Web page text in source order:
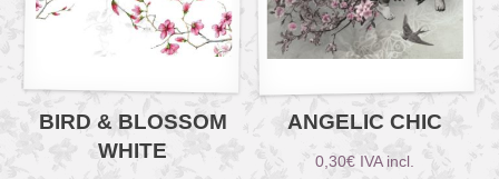
BIRD & BLOSSOM
WHITE
ANGELIC CHIC
0,30€ IVA incl.